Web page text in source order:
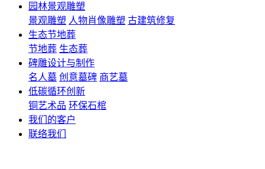
园林景观雕塑
景观雕塑 人物肖像雕塑 古建筑修复
生态节地葬
节地葬 生态葬
碑雕设计与制作
名人墓 创意墓碑 商艺墓
低碳循环创新
铜艺术品 环保石棺
我们的客户
联络我们